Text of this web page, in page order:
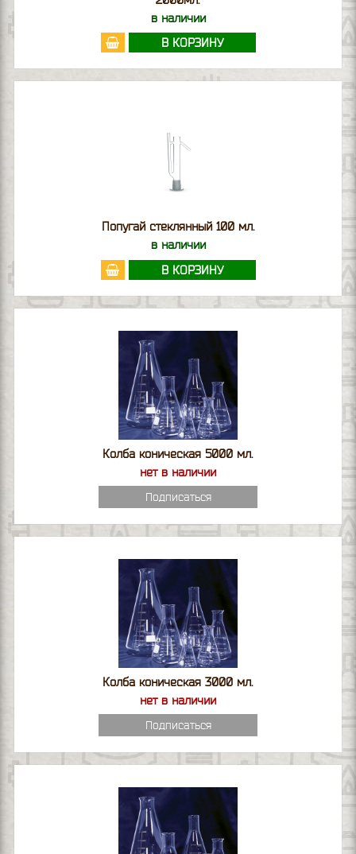
в наличии
В КОРЗИНУ
Попугай стеклянный 100 мл.
в наличии
В КОРЗИНУ
Колба коническая 5000 мл.
нет в наличии
Подписаться
Колба коническая 3000 мл.
нет в наличии
Подписаться